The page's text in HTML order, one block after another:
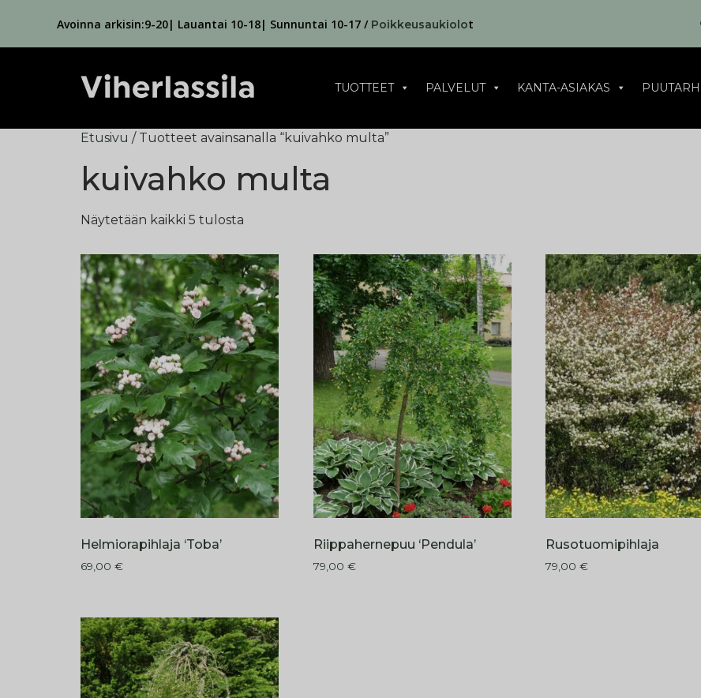
Avoinna arkisin:9-20| Lauantai 10-18| Sunnuntai 10-17 / Poikkeusaukiolot
TUOTTEET PALVELUT KANTA-ASIAKAS
Etusivu / Tuotteet avainsanalla “kuivahko multa”
kuivahko multa
Näytetään kaikki 5 tulosta
Helmiorapihlaja ‘Toba’
69,00 €
Riippahernepuu ‘Pendula’
79,00 €
Rusotuomipihlaja
79,00€